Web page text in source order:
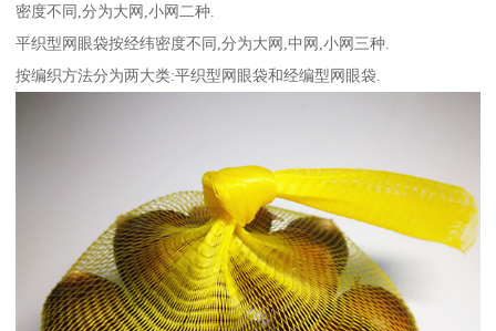
密度不同,分为大网,小网二种.
平织型网眼袋按经纬密度不同,分为大网,中网,小网三种.
按编织方法分为两大类:平织型网眼袋和经编型网眼袋.